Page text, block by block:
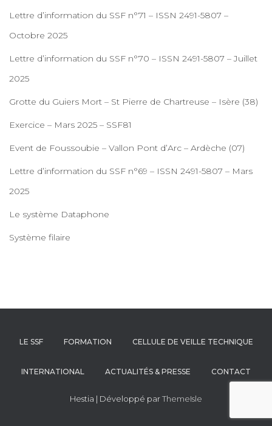
Lettre d’information du SSF n°71 – ISSN 2491-5807 –
Octobre 2025
Lettre d’information du SSF n°70 – ISSN 2491-5807 – Juillet
2025
Grotte du Guiers Mort – St Pierre de Chartreuse – Isère (38)
Exercice – Mars 2025 – SSF81
Event de Foussoubie – Vallon Pont d’Arc – Ardèche (07)
Lettre d’information du SSF n°69 – ISSN 2491-5807 – Mars
2025
Le système Dataphone
Système filaire
LE SSF FORMATION CELLULE DE VEILLE TECHNIQUE
INTERNATIONAL ACTUALITÉS & PRESSE CONTACT
Hestia | Développé parThemeIsle